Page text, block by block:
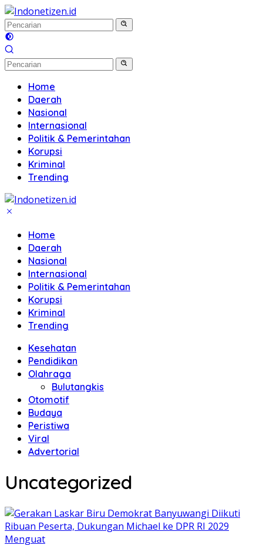
Langsung
ke
konten
Home
Daerah
Nasional
Internasional
Politik & Pemerintahan
Korupsi
Kriminal
Trending
Home
Daerah
Nasional
Internasional
Politik & Pemerintahan
Korupsi
Kriminal
Trending
Kesehatan
Pendidikan
Olahraga
Bulutangkis
Otomotif
Budaya
Peristiwa
Viral
Advertorial
Uncategorized